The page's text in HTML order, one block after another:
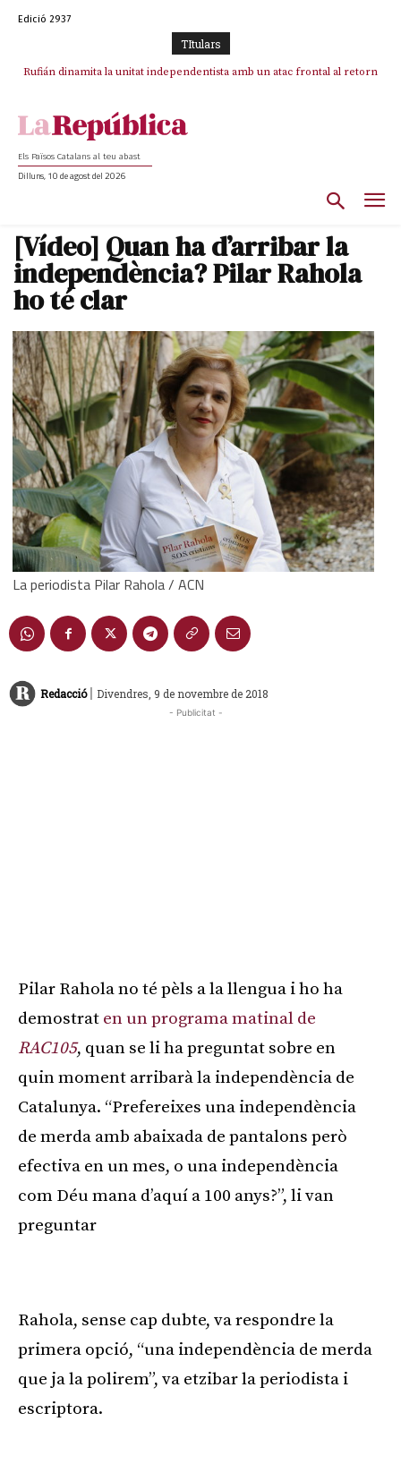
Edició 2937
TItulars
Rufián dinamita la unitat independentista amb un atac frontal al retorn
Puigdemont reivindica la transparència del seu retorn i manté el pols
Els Països Catalans al teu abast
Dilluns, 10 de agost del 2026
[Vídeo] Quan ha d’arribar la
independència? Pilar Rahola
ho té clar
La periodista Pilar Rahola / ACN
Redacció | Divendres, 9 de novembre de 2018
- Publicitat -
Pilar Rahola no té pèls a la llengua i ho ha
demostrat en un programa matinal de
RAC105, quan se li ha preguntat sobre en
quin moment arribarà la independència de
Catalunya. “Prefereixes una independència
de merda amb abaixada de pantalons però
efectiva en un mes, o una independència
com Déu mana d’aquí a 100 anys?”, li van
preguntar
Rahola, sense cap dubte, va respondre la
primera opció, “una independència de merda
que ja la polirem”, va etzibar la periodista i
escriptora.